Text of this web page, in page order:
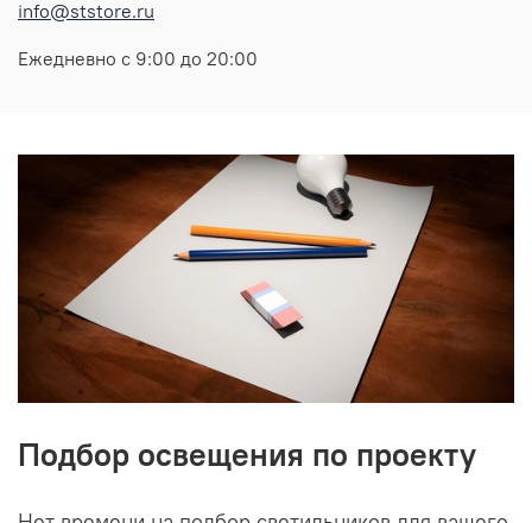
info@ststore.ru
Ежедневно с 9:00 до 20:00
Подбор освещения по проекту